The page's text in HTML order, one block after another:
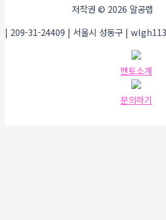
저작권 © 2026 알공랩
| 209-31-24409 | 서울시 성동구 |
멘토소개
문의하기